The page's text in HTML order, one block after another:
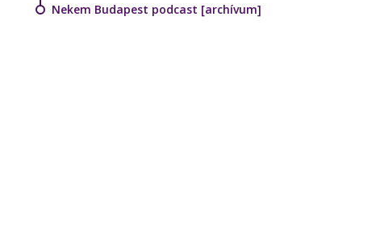
Nekem Budapest podcast [archívum]